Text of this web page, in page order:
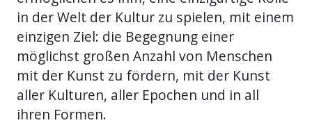
in der Welt der Kultur zu spielen, mit einem
einzigen Ziel: die Begegnung einer
möglichst großen Anzahl von Menschen
mit der Kunst zu fördern, mit der Kunst
aller Kulturen, aller Epochen und in all
ihren Formen.